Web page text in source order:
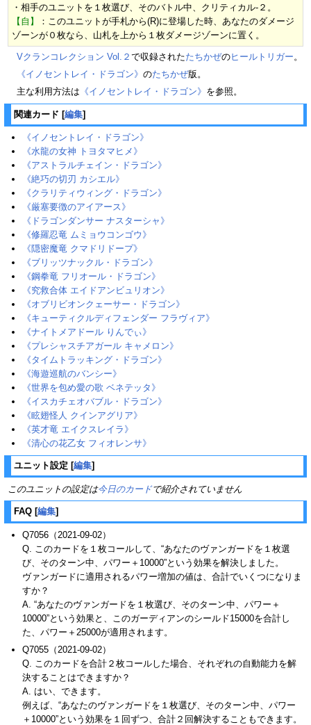
・相手のユニットを１枚選び、そのバトル中、クリティカル-２。
【自】
：このユニットが手札から(R)に登場した時、あなたのダメージ
ゾーンが０枚なら、山札を上から１枚ダメージゾーンに置く。
Vクランコレクション Vol.２ で収録されたたちかぜのヒールトリガー。
《イノセントレイ・ドラゴン》 のたちかぜ版。
主な利用方法は 《イノセントレイ・ドラゴン》 を参照。
関連カード [編集]
《イノセントレイ・ドラゴン》
《水龍の女神 トヨタマヒメ》
《アストラルチェイン・ドラゴン》
《絶巧の切刃 カシエル》
《クラリティウィング・ドラゴン》
《厳塞要徴のアイアース》
《ドラゴンダンサー ナスターシャ》
《修羅忍竜 ムミョウコンゴウ》
《隠密魔竜 クマドリドープ》
《ブリッツナックル・ドラゴン》
《鋼拳竜 フリオール・ドラゴン》
《究救合体 エイドアンビュリオン》
《オブリビオンクェーサー・ドラゴン》
《キューティクルディフェンダー フラヴィア》
《ナイトメアドール りんでぃ》
《プレシャスチアガール キャメロン》
《タイムトラッキング・ドラゴン》
《海遊巡航のバンシー》
《世界を包め愛の歌 ベネテッタ》
《イスカチェオバブル・ドラゴン》
《眩翅怪人 クインアグリア》
《英才竜 エイクスレイラ》
《清心の花乙女 フィオレンサ》
ユニット設定 [編集]
このユニットの設定は今日のカードで紹介されていません
FAQ [編集]
Q7056（2021-09-02）
Q. このカードを１枚コールして、“あなたのヴァンガードを１枚選
び、そのターン中、パワー＋10000”という効果を解決しました。
ヴァンガードに適用されるパワー増加の値は、合計でいくつになりま
すか？
A. “あなたのヴァンガードを１枚選び、そのターン中、パワー＋
10000”という効果と、このガーディアンのシールド15000を合計し
た、パワー＋25000が適用されます。
Q7055（2021-09-02）
Q. このカードを合計２枚コールした場合、それぞれの自動能力を解
決することはできますか？
A. はい、できます。
例えば、“あなたのヴァンガードを１枚選び、そのターン中、パワー
＋10000”という効果を１回ずつ、合計２回解決することもできます。